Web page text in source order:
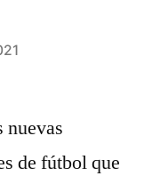
nuevas
de fútbol que